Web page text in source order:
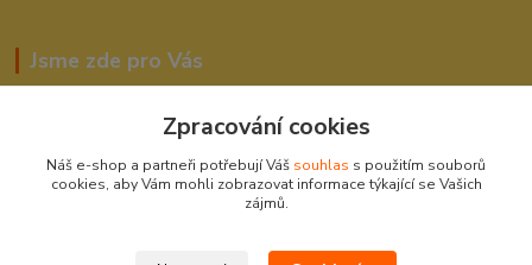
Jsme zde pro Vás
604278943
Zpracování cookies
Náš e-shop a partneři potřebují Váš souhlas s použitím souborů
cookies, aby Vám mohli zobrazovat informace týkající se Vašich
zájmů.